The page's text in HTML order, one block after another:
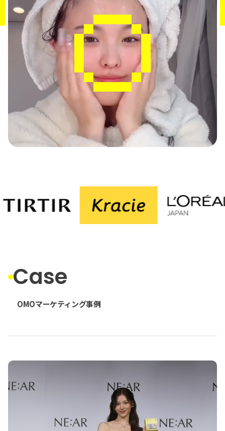
Case
OMOマーケティング事例